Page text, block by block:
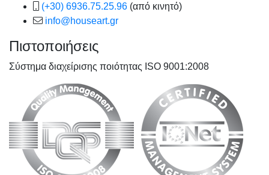
(+30) 6936.75.25.96 (από κινητό)
info@houseart.gr
Πιστοποιήσεις
Σύστημα διαχείρισης ποιότητας ISO 9001:2008